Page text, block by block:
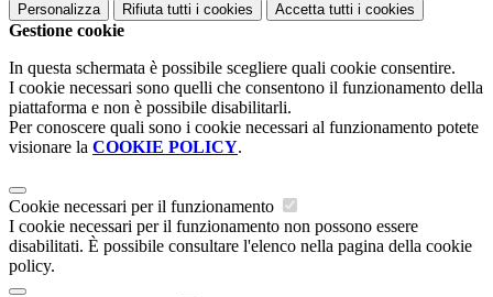
Personalizza Rifiuta tutti i cookies Accetta tutti i cookies
Gestione cookie
In questa schermata è possibile scegliere quali cookie consentire.
I cookie necessari sono quelli che consentono il funzionamento della
piattaforma e non è possibile disabilitarli.
Per conoscere quali sono i cookie necessari al funzionamento potete
visionare la COOKIE POLICY.
Cookie necessari per il funzionamento
I cookie necessari per il funzionamento non possono essere
disabilitati. È possibile consultare l'elenco nella pagina della cookie
policy.